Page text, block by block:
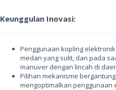
Keunggulan Inovasi:
Penggunaan kopling
medan yang sulit, dan pada
manuver dengan lincah di
Pilihan mekanisme
mengoptimalkan penggunaan